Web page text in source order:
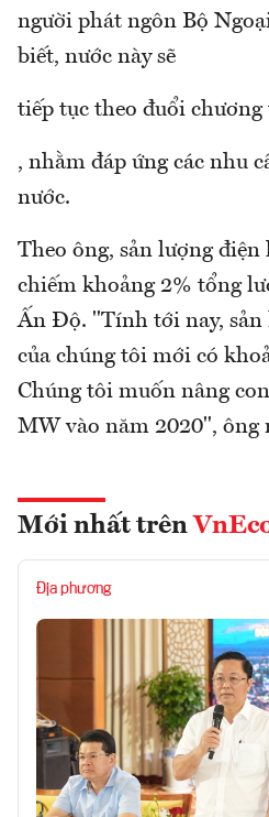
người phát ngôn Bộ
biết, nước này sẽ
tiếp tục theo đuổi
, nhằm đáp ứng các nhu
nước.
Theo ông, sản lượng
chiếm khoảng 2% tổng
Ấn Độ. "Tính tới nay, sản
của chúng tôi mới có
Chúng tôi muốn nâng
MW vào năm 2020", ông
Mới nhất trên
Địa phương